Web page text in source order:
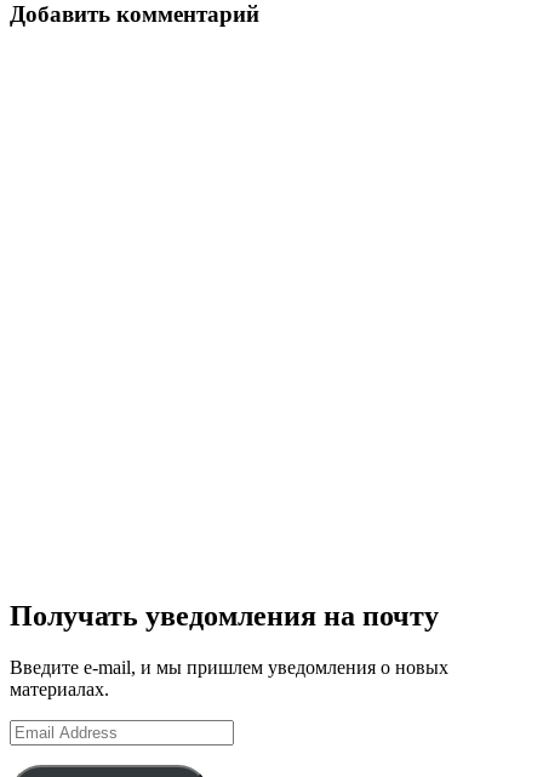
записям
Добавить комментарий
Получать уведомления на почту
Введите e-mail, и мы пришлем уведомления о новых
материалах.
Email
Address